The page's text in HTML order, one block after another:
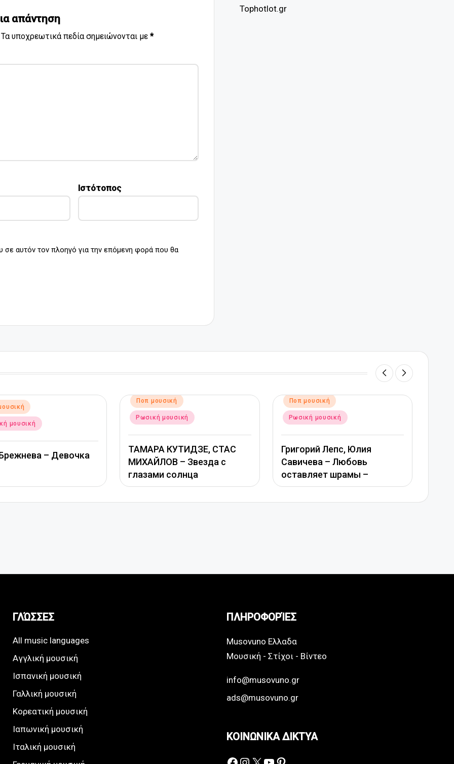
απάντηση
Τα υποχρεωτικά πεδία σημειώνονται με*
Ιστότοπος
αυτόν τον πλοηγό για την επόμενη φορά που θα
Tophotlot.gr
ТАМАРА КУТИДЗЕ, СТАС
МИХАЙЛОВ – Звезда с
σε
Григорий Лепс, Юлия
Савичева – Любовь
оставляет шрамы –
Αναρτήθηκε
σε
Ани Лорак —
ΓΛΏΣΣΕΣ
All music languages
Αγγλική μουσική
Ισπανική μουσική
Γαλλική μουσική
Κορεατική μουσική
Ιαπωνική μουσική
Ιταλική μουσική
ΠΛΗΡΟΦΟΡΊΕΣ
Musovuno Ελλαδα
Μουσική - Στίχοι - Βίντεο
info@musovuno.gr
ads@musovuno.gr
ΚΟΙΝΩΝΙΚΑ ΔΙΚΤΥΑ